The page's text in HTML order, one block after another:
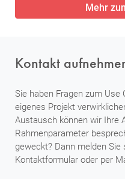
Mehr
Kontakt
Sie haben Fragen zum
eigenes Projekt
Austausch können wir Ihre
Rahmenparameter
geweckt? Dann melden
Kontaktformular oder per